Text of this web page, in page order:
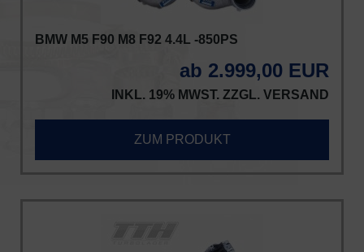
BMW M5 F90 M8 F92 4.4L -850PS
ab 2.999,00 EUR
INKL. 19% MWST. ZZGL. VERSAND
ZUM PRODUKT